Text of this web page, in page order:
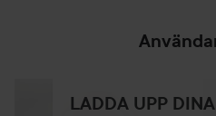
LADDA UPP